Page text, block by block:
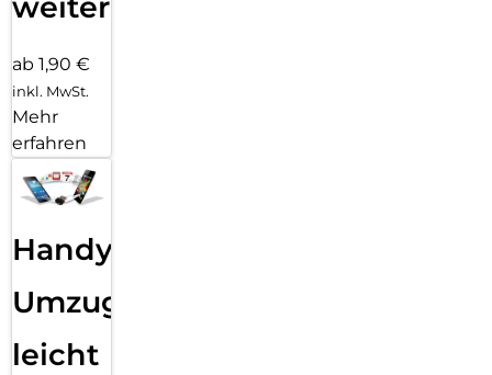
ab 1,90 €
inkl. MwSt.
Mehr
erfahren
Handy
Umzug
leicht